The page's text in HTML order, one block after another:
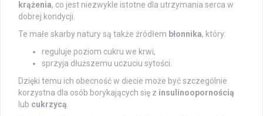
krążenia, co jest niezwykle istotne dla utrzymania serca w
dobrej kondycji.
Te małe skarby natury są także źródłem błonnika, który:
reguluje poziom cukru we krwi,
sprzyja dłuższemu uczuciu sytości.
Dzięki temu ich obecność w diecie może być szczególnie
korzystna dla osób borykających się z insulinoopornością
lub cukrzycą